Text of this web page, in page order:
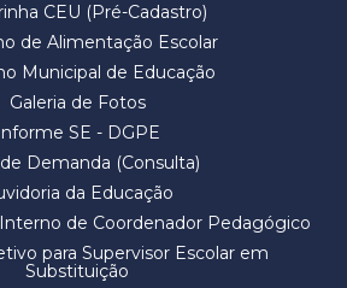
CEU (Pré-Cadastro)
de Alimentação Escolar
Municipal de Educação
Galeria de Fotos
Informe SE - DGPE
Demanda (Consulta)
da Educação
de Coordenador Pedagógico
para Supervisor Escolar em
Substituição